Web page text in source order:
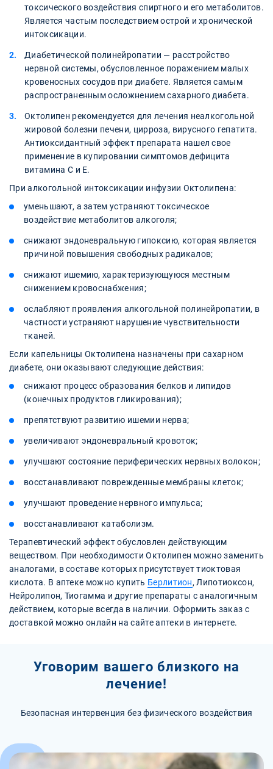
токсического воздействия спиртного и его метаболитов.
Является частым последствием острой и хронической
интоксикации.
Диабетической полинейропатии — расстройство
нервной системы, обусловленное поражением малых
кровеносных сосудов при диабете. Является самым
распространенным осложнением сахарного диабета.
Октолипен рекомендуется для лечения неалкогольной
жировой болезни печени, цирроза, вирусного гепатита.
Антиоксидантный эффект препарата нашел свое
применение в купировании симптомов дефицита
витамина С и Е.
При алкогольной интоксикации инфузии Октолипена:
уменьшают, а затем устраняют токсическое
воздействие метаболитов алкоголя;
снижают эндоневральную гипоксию, которая является
причиной повышения свободных радикалов;
снижают ишемию, характеризующуюся местным
снижением кровоснабжения;
ослабляют проявления алкогольной полинейропатии, в
частности устраняют нарушение чувствительности
тканей.
Если капельницы Октолипена назначены при сахарном
диабете, они оказывают следующие действия:
снижают процесс образования белков и липидов
(конечных продуктов гликирования);
препятствуют развитию ишемии нерва;
увеличивают эндоневральный кровоток;
улучшают состояние периферических нервных волокон;
восстанавливают поврежденные мембраны клеток;
улучшают проведение нервного импульса;
восстанавливают катаболизм.
Терапевтический эффект обусловлен действующим
веществом. При необходимости Октолипен можно заменить
аналогами, в составе которых присутствует тиоктовая
кислота. В аптеке можно купить Берлитион, Липотиоксон,
Нейролипон, Тиогамма и другие препараты с аналогичным
действием, которые всегда в наличии. Оформить заказ с
доставкой можно онлайн на сайте аптеки в интернете.
Уговорим вашего близкого на
лечение!
Безопасная интервенция без физического воздействия